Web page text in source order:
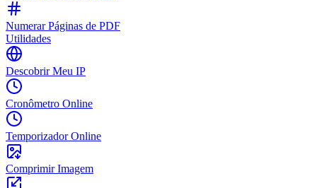
Numerar Páginas de PDF
Utilidades
Descobrir Meu IP
Cronômetro Online
Temporizador Online
Comprimir Imagem